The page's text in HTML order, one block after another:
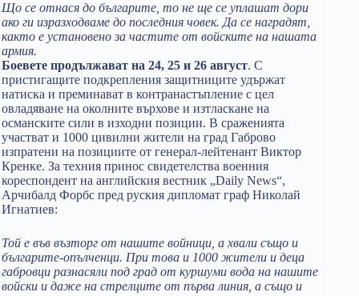
Що се отнася до българите, то не ще се уплашат дори
ако ги изразходваме до последния човек. Да се наградят,
както е установено за частите от войските на нашата
армия.
Боевете продължават на 24, 25 и 26 август. С
пристигащите подкрепления защитниците удържат
натиска и преминават в контранастъпление с цел
овладяване на околните върхове и изтласкане на
османските сили в изходни позиции. В сраженията
участват и 1000 цивилни жители на град Габрово
изпратени на позициите от генерал-лейтенант Виктор
Кренке. За техния принос свидетелства военния
кореспондент на английския вестник „Daily News“,
Арчибалд Форбс пред руския дипломат граф Николай
Игнатиев:
Той е във възторг от нашите войници, а хвали също и
българите-опълченци. При това и 1000 жители и деца
габровци разнасяли под град от куршуми вода на нашите
войски и даже на стрелците от първа линия, а също и